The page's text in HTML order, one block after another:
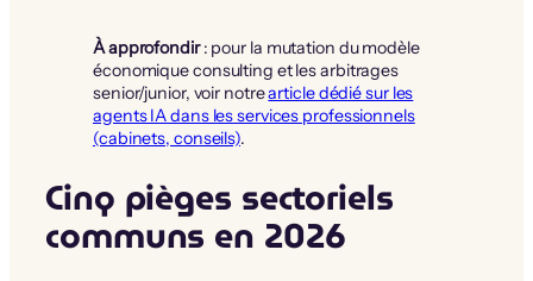
À approfondir: pour la mutation du modèle
économique consulting et les arbitrages
senior/junior, voir notrearticle dédié sur les
agents IA dans les services professionnels
(cabinets, conseils).
Cinq pièges sectoriels
communs en 2026